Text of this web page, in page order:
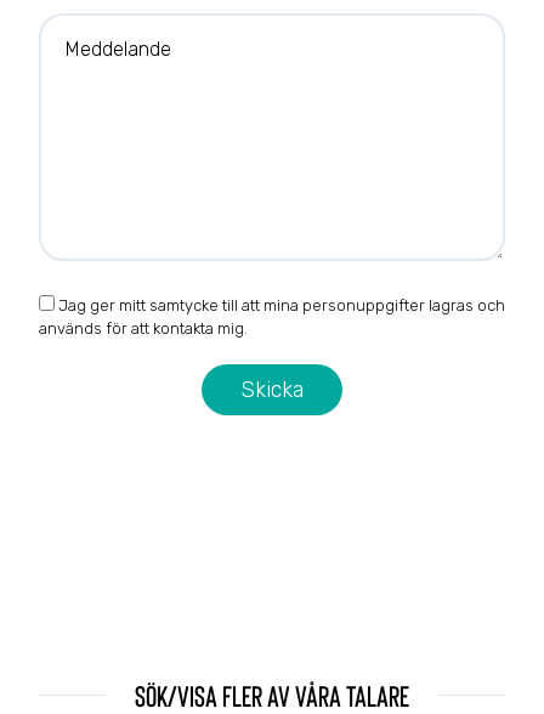
Meddelande
Jag ger mitt samtycke till att mina personuppgifter lagras och
används för att kontakta mig.
Sök/visa fler av våra talare